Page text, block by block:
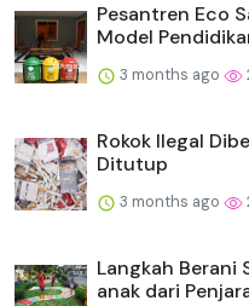
Pesantren Eco
Model
3 months ago
Rokok Ilegal
Ditutup
3 months ago
Langkah Berani
anak dari